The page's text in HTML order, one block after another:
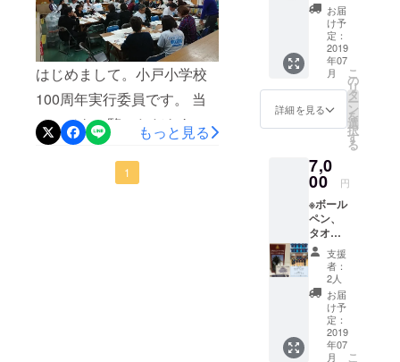
e&amp;igshid=1frdun8d31cv
t Twitterアカウント →
@odo100kinen ”いい
ね” や ”フォロー” お待
ちしております
前のこの白い像が「あこう
君」です。 おそらく「あこ
うの木」の横に立ってるか
らそう呼ばれているので
しょう。 昔から小戸小の子
供たちの間では、「夜中に
なるとグランドを走り回っ
た6年生の児童は「選ばれて
びっくりした。小戸小がこ
れからもすてきな学校に
なってほしいと思って、雲
と雲の間に虹の架け橋を描
いた」と話しているそうで
す。 なんと素敵なんでしょ
う‼ みんなとってもいい笑顔
唱も懐かしく聞いて頂けた
のではないでしょうか県
外、海外にいらっしゃる方
からも生放送中にFAXが届
きました。私達の熱い想い
が皆様に届ける事ができ、
５月５日子供の日 この日は
はじめまして。小戸小学校
100周年実行委員です。 当
ページをご覧いただきあり
がとうございます。 本委員
会は、創立100周年というこ
もっと見る
1
ざいま
す。予
めご了
承いた
だきま
すよう
よろし
くお願
いしま
す。 ※
はあり
ません
がクリ
アファ
イルが
含まれ
ます。
お届
け予
定：
2019
年07
月
詳細を見る
こ
の
リ
タ
ー
ン
を
選
択
す
る
7,0
00 円
※ボール
ペン、
タオル
の色は
写真と
異なる
場合が
ござい
ます。
予めご
了承い
支援
者：
2人
お届
け予
定：
2019
年07
月
こ